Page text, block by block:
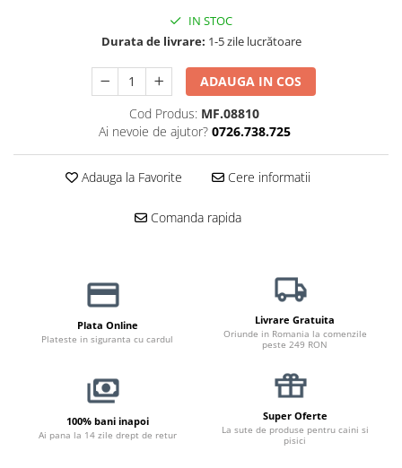
Cuști & Genți Pisici
IN STOC
Durata de livrare: 1-5 zile lucrătoare
ADAUGA IN COS
Cod Produs: MF.08810
Ai nevoie de ajutor? 0726.738.725
Adauga la Favorite Cere informatii
Comanda rapida
Plata Online
Plateste in siguranta cu cardul
Livrare Gratuita
Oriunde in Romania la comenzile
peste 249 RON
100% bani inapoi
Ai pana la 14 zile drept de retur
Super Oferte
La sute de produse pentru caini si
pisici